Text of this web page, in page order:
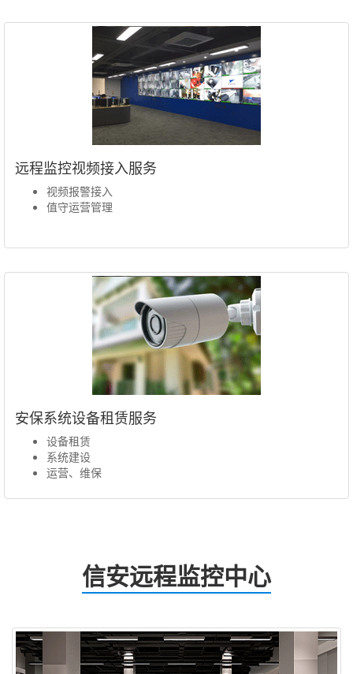
远程监控视频接入服务
视频报警接入
值守运营管理
安保系统设备租赁服务
设备租赁
系统建设
运营、维保
信安远程监控中心